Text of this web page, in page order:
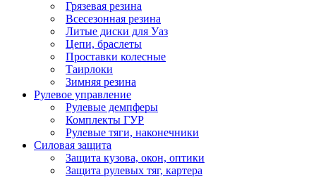
Грязевая резина
Всесезонная резина
Литые диски для Уаз
Цепи, браслеты
Проставки колесные
Таирлоки
Зимняя резина
Рулевое управление
Рулевые демпферы
Комплекты ГУР
Рулевые тяги, наконечники
Силовая защита
Защита кузова, окон, оптики
Защита рулевых тяг, картера